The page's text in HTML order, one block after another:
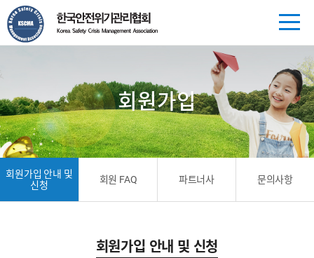
회원가입 안내 및
신청
회원 FAQ 파트너사 문의사항
회원가입
회원가입 안내 및 신청